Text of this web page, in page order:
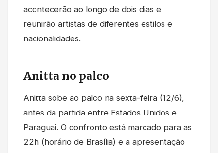
acontecerão ao longo de dois dias e
reunirão artistas de diferentes estilos e
nacionalidades.
Anitta no palco
Anitta sobe ao palco na sexta-feira (12/6),
antes da partida entre Estados Unidos e
Paraguai. O confronto está marcado para as
22h (horário de Brasília) e a apresentação